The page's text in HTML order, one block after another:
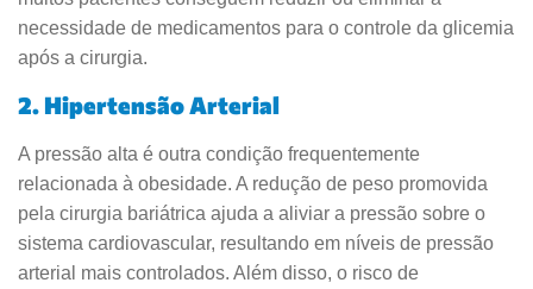
necessidade de medicamentos para o controle da glicemia
após a cirurgia.
2. Hipertensão Arterial
A pressão alta é outra condição frequentemente
relacionada à obesidade. A redução de peso promovida
pela cirurgia bariátrica ajuda a aliviar a pressão sobre o
sistema cardiovascular, resultando em níveis de pressão
arterial mais controlados. Além disso, o risco de